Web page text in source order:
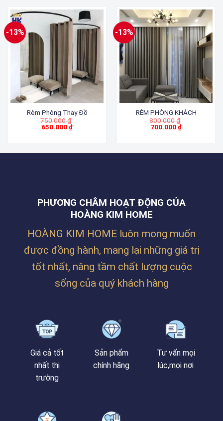
-13%
Rèm Phòng Thay Đồ
750.000₫
650.000 ₫
là:
-13%
RÈM PHÒNG KHÁCH
800.000₫
700.000 ₫
là:
PHƯƠNG CHÂM HOẠT ĐỘNG CỦA
HOÀNG KIM HOME
HOÀNG KIM HOME luôn mong muốn
được đồng hành, mang lại những giá trị
tốt nhất, nâng tầm chất lượng cuộc
sống của quý khách hàng
Giá cả tốt
nhất thị
trường
Sản phẩm
chính hãng
Tư vấn mọi
lúc,mọi nơi